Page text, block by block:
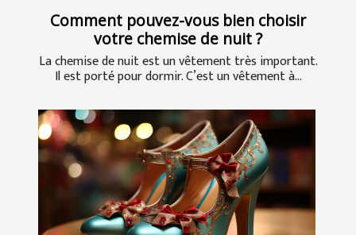
Comment pouvez-vous bien choisir
votre chemise de nuit ?
La chemise de nuit est un vêtement très important.
Il est porté pour dormir. C’est un vêtement à...